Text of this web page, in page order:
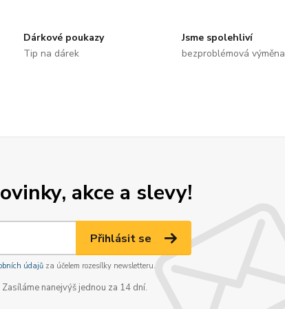
Dárkové poukazy
Tip na dárek
Jsme spolehliví
bezproblémová výměna
akce a slevy!
Přihlásit se
údajů za účelem rozesílky newsletteru.
nanejvýš jednou za 14 dní.